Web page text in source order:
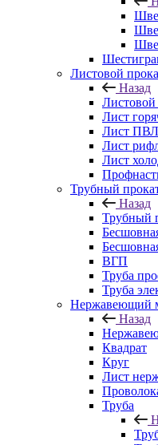
Листовой
Назад
Листовой
Лист
Лист ПВЛ
Лист
Лист
Трубный
Назад
Трубный
ВГП
Труба
Труба
Нержавеющий
Назад
Квадрат
Круг
Лист
Труба